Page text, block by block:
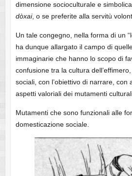
dimensione socioculturale e
dòxai, o se preferite alla servitù
Un tale congegno, nella forma di un
ha dunque allargato il campo di
immaginarie che hanno lo scopo di
confusione tra la cultura
sociali, con l’obiettivo di narrare, con
aspetti valoriali dei mutamenti
Mutamenti che sono funzionali alle
domesticazione sociale.